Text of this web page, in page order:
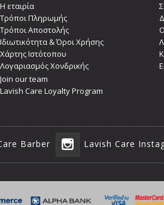
Η εταιρία
Τρόποι Πληρωμής
Τρόποι Αποστολής
Ιδιωτικότητα & Όροι Χρήσης
Χάρτης Ιστότοπου
Λογαριασμός Χονδρικής
Join our team
Lavish Care Loyalty Program
Barber Lavish Care